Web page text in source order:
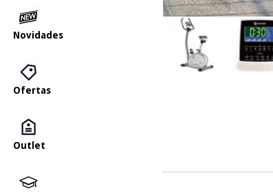
Novidades
Ofertas
Outlet